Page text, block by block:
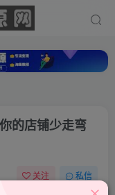
的店铺少走弯
关注 私信